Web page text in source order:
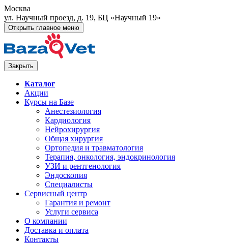
Москва
ул. Научный проезд, д. 19, БЦ «Научный 19»
Открыть главное меню
Закрыть
Каталог
Акции
Курсы на Базе
Анестезиология
Кардиология
Нейрохирургия
Общая хирургия
Ортопедия и травматология
Терапия, онкология, эндокринология
УЗИ и рентгенология
Эндоскопия
Специалисты
Сервисный центр
Гарантия и ремонт
Услуги сервиса
О компании
Доставка и оплата
Контакты